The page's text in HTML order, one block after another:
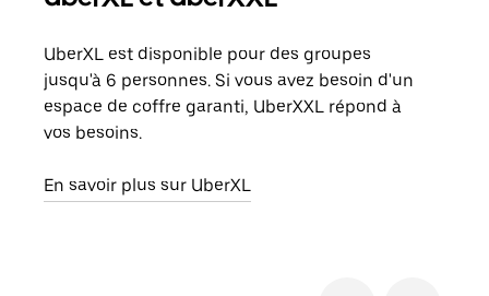
UberXL est disponible pour des groupes
jusqu'à 6 personnes. Si vous avez besoin d'un
espace de coffre garanti, UberXXL répond à
vos besoins.
En savoir plus sur UberXL